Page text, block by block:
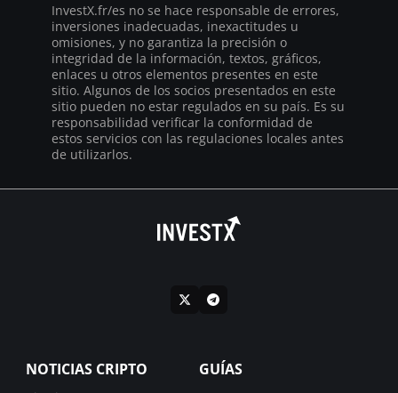
InvestX.fr/es no se hace responsable de errores,
inversiones inadecuadas, inexactitudes u
omisiones, y no garantiza la precisión o
integridad de la información, textos, gráficos,
enlaces u otros elementos presentes en este
sitio. Algunos de los socios presentados en este
sitio pueden no estar regulados en su país. Es su
responsabilidad verificar la conformidad de
estos servicios con las regulaciones locales antes
de utilizarlos.
NOTICIAS CRIPTO GUÍAS